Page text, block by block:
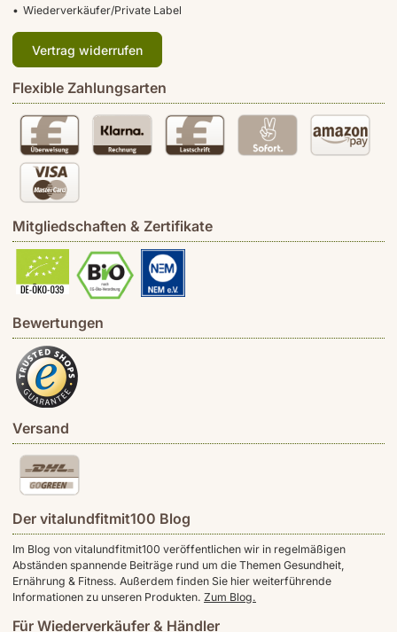
Wiederverkäufer/Private Label
Vertrag widerrufen
Flexible Zahlungsarten
Mitgliedschaften & Zertifikate
Bewertungen
Versand
Der vitalundfitmit100 Blog
Im Blog von vitalundfitmit100 veröffentlichen wir in regelmäßigen
Abständen spannende Beiträge rund um die Themen Gesundheit,
Ernährung & Fitness. Außerdem finden Sie hier weiterführende
Informationen zu unseren Produkten. Zum Blog.
Für Wiederverkäufer & Händler